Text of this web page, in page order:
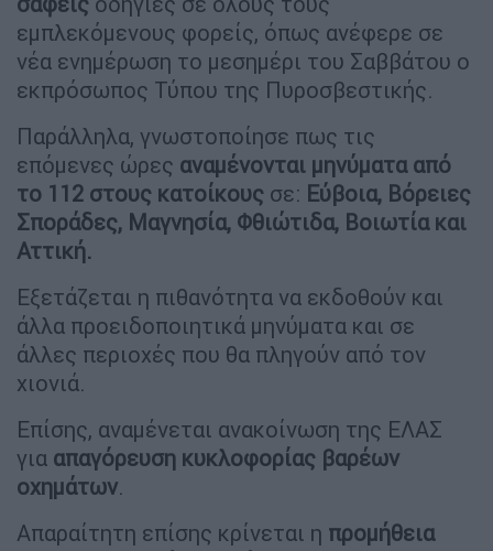
εμπλεκόμενους φορείς, όπως ανέφερε σε
νέα ενημέρωση το μεσημέρι του Σαββάτου ο
εκπρόσωπος Τύπου της Πυροσβεστικής.
Παράλληλα, γνωστοποίησε πως τις
επόμενες ώρες αναμένονται μηνύματα από
το 112 στους κατοίκους σε: Εύβοια, Βόρειες
Σποράδες, Μαγνησία, Φθιώτιδα, Βοιωτία και
Αττική.
Εξετάζεται η πιθανότητα να εκδοθούν και
άλλα προειδοποιητικά μηνύματα και σε
άλλες περιοχές που θα πληγούν από τον
χιονιά.
Επίσης, αναμένεται ανακοίνωση της ΕΛΑΣ
για απαγόρευση κυκλοφορίας βαρέων
οχημάτων.
Απαραίτητη επίσης κρίνεται η προμήθεια